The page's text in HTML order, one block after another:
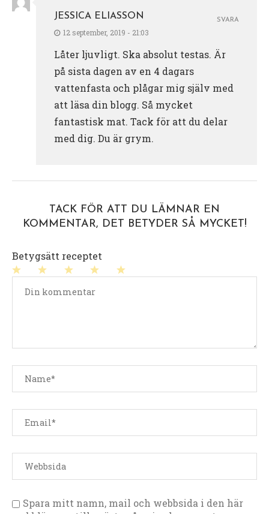
JESSICA ELIASSON
12 september, 2019 - 21:03
Låter ljuvligt. Ska absolut testas. Är
på sista dagen av en 4 dagars
vattenfasta och plågar mig själv med
att läsa din blogg. Så mycket
fantastisk mat. Tack för att du delar
med dig. Du är grym.
SVARA
TACK FÖR ATT DU LÄMNAR EN
KOMMENTAR, DET BETYDER SÅ MYCKET!
Betygsätt receptet
stjärnor
stjärnor
stjärnor
stjärna
Spara mitt namn, mail och webbsida i den här